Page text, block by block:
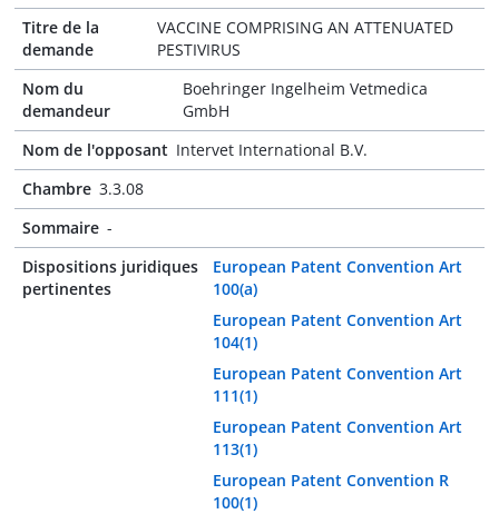
Titre de la
demande
VACCINE COMPRISING AN ATTENUATED
PESTIVIRUS
Nom du
demandeur
Boehringer Ingelheim Vetmedica
GmbH
Nom de l'opposant Intervet International B.V.
Chambre 3.3.08
Sommaire -
Dispositions juridiques
pertinentes
European Patent Convention Art
100(a)
European Patent Convention Art
104(1)
European Patent Convention Art
111(1)
European Patent Convention Art
113(1)
European Patent Convention R
100(1)